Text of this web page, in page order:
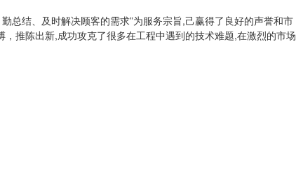
总结、及时解决顾客的需求”为服务宗旨,己赢得了良好的声誉和市
推陈出新,成功攻克了很多在工程中遇到的技术难题,在激烈的市场